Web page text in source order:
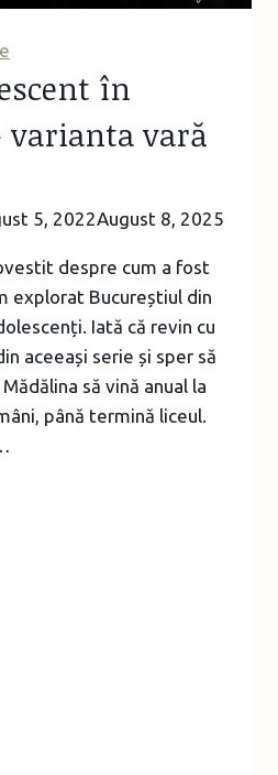
în
varianta vară
5, 2022August 8, 2025
despre cum a fost
explorat Bucureștiul din
Iată că revin cu
aceeași serie și sper să
să vină anual la
până termină liceul.